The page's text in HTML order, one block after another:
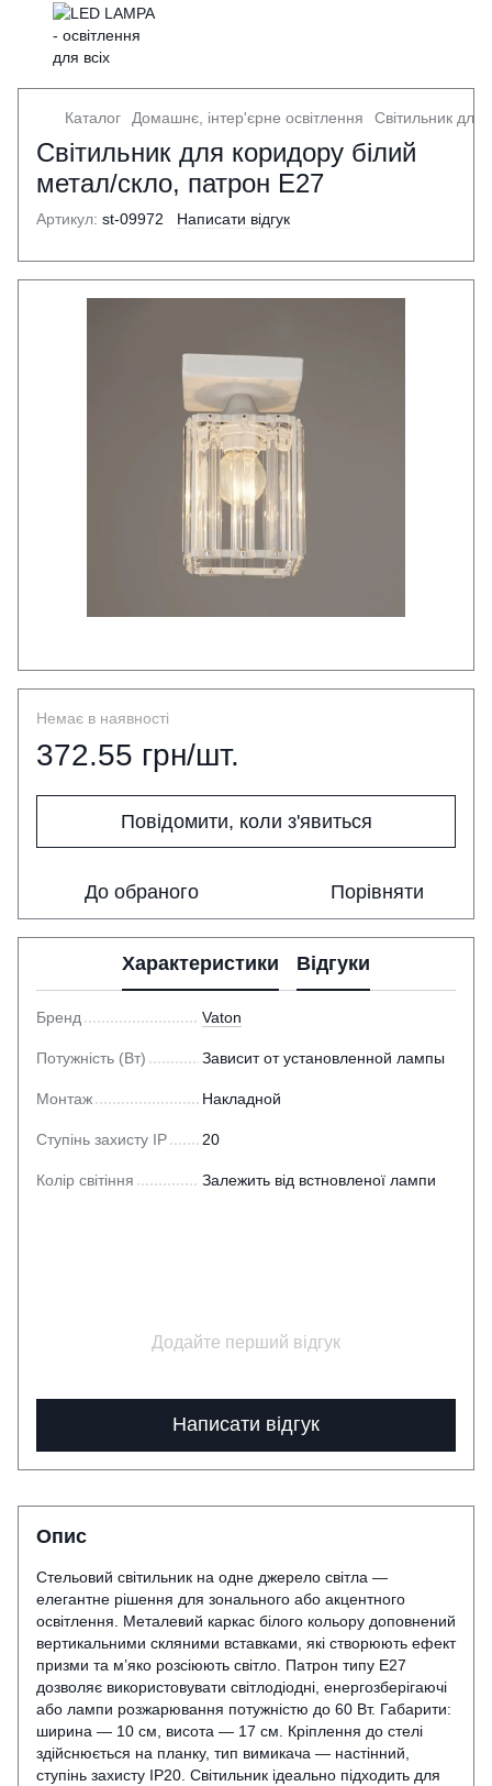
Каталог Домашнє, інтер'єрне освітлення Світильник для
Світильник для коридору білий
метал/скло, патрон E27
Артикул: st-09972 Написати відгук
Немає в наявності
372.55 грн/шт.
Повідомити, коли з'явиться
До обраного Порівняти
Характеристики Відгуки
Бренд Vaton
Потужність (Вт) Зависит от установленной лампы
Монтаж Накладной
Ступінь захисту IP 20
Колір світіння Залежить від встновленої лампи
Додайте перший відгук
Написати відгук
Опис
Стельовий світильник на одне джерело світла —
елегантне рішення для зонального або акцентного
освітлення. Металевий каркас білого кольору доповнений
вертикальними скляними вставками, які створюють ефект
призми та м’яко розсіюють світло. Патрон типу E27
дозволяє використовувати світлодіодні, енергозберігаючі
або лампи розжарювання потужністю до 60 Вт. Габарити:
ширина — 10 см, висота — 17 см. Кріплення до стелі
здійснюється на планку, тип вимикача — настінний,
ступінь захисту IP20. Світильник ідеально підходить для